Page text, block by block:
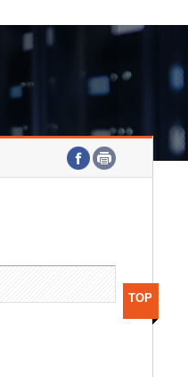
연구원 고객헌장
주요업무연락처
TOP